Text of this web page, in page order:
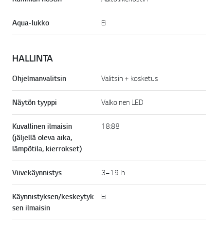
Aqua-lukko Ei
HALLINTA
Ohjelmanvalitsin Valitsin + kosketus
Näytön tyyppi Valkoinen LED
Kuvallinen ilmaisin
(jäljellä oleva aika,
lämpötila, kierrokset)
18:88
Viivekäynnistys 3–19 h
Käynnistyksen/keskeytyk
sen ilmaisin
Ei